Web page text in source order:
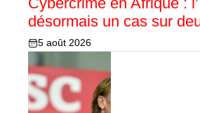
désormais un cas sur
5 août 2026